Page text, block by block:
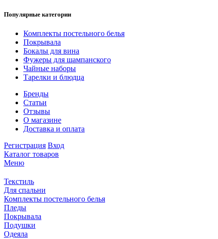
Популярные категории
Комплекты постельного белья
Покрывала
Бокалы для вина
Фужеры для шампанского
Чайные наборы
Тарелки и блюдца
Бренды
Статьи
Отзывы
О магазине
Доставка и оплата
Регистрация Вход
Каталог товаров
Меню
Текстиль
Для спальни
Комплекты постельного белья
Пледы
Покрывала
Подушки
Одеяла